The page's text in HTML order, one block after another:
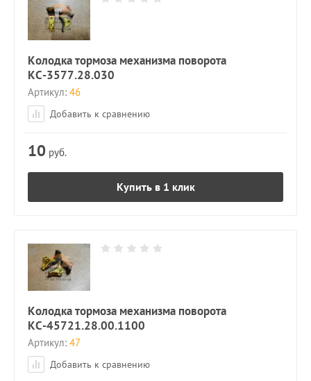
Колодка тормоза механизма поворота
КС-3577.28.030
Артикул: 46
Добавить к сравнению
10 руб.
Купить в 1 клик
Колодка тормоза механизма поворота
КС-45721.28.00.1100
Артикул: 47
Добавить к сравнению